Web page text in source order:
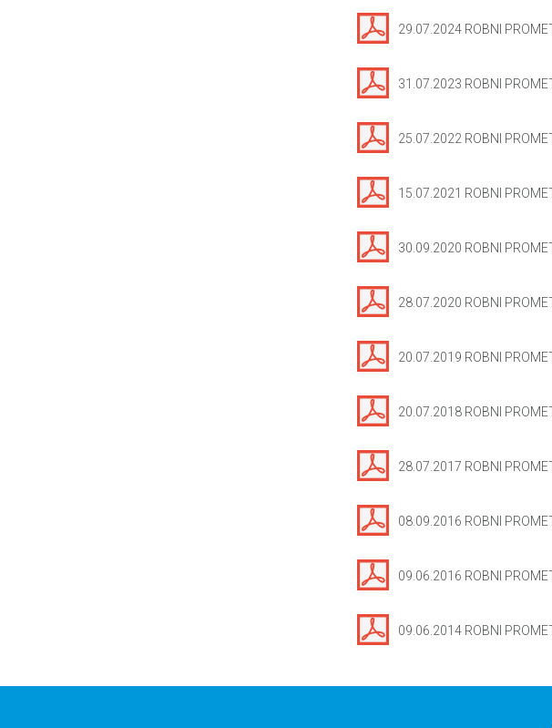
29.07.2024 ROBNI
31.07.2023 ROBNI
25.07.2022 ROBNI
15.07.2021 ROBNI
30.09.2020 ROBNI
28.07.2020 ROBNI
20.07.2019 ROBNI
20.07.2018 ROBNI
28.07.2017 ROBNI
08.09.2016 ROBNI
09.06.2016 ROBNI
09.06.2014 ROBNI